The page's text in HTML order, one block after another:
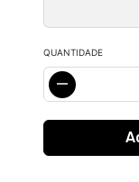
QUANTIDADE